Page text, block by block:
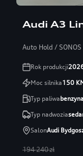
Audi A3
Auto Hold /
Rok produkcji
Moc silnika150
Typ paliwabenzyna
Typ nadwozia
SalonAudi
194 240 zł